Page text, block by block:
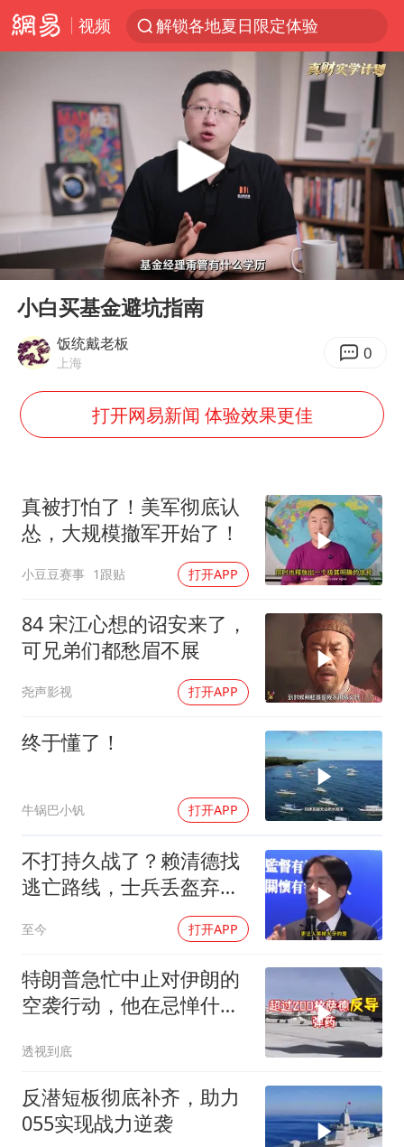
视频
解锁各地夏日限定体验
视频丨中国东方电气集团原党组副书记、董事宋致远被查
四川宜宾市珙县发生3.4级地震
台风白海豚闭眼浙江上海处于危险半圆
白海豚将正面袭击贯穿浙江
香港宏福苑火灾或由烟头引起
中国父女泰国骑摩托车坠崖1死1伤
浙江台州《告全体市民书》
刘浩存百花奖开幕式红裙起舞
女子网购名牌包发现是自己丢的那只
万岁山接盘烂尾恒大文旅城
戚薇谈把脸交给AI
多个明星演唱会取消
习近平心系体育强国建设
Play
09:21
小白买基金避坑指南
饭统戴老板
上海 0
打开网易新闻 体验效果更佳
真被打怕了！美军彻底认
怂，大规模撤军开始了！
小豆豆赛事 1跟贴 打开APP
84 宋江心想的诏安来了，
可兄弟们都愁眉不展
尧声影视 打开APP
终于懂了！
牛锅巴小钒 打开APP
不打持久战了？赖清德找
逃亡路线，士兵丢盔弃
甲，解放军对其更名
至今 打开APP
特朗普急忙中止对伊朗的
空袭行动，他在忌惮什
透视到底
反潜短板彻底补齐，助力
055实现战力逆袭